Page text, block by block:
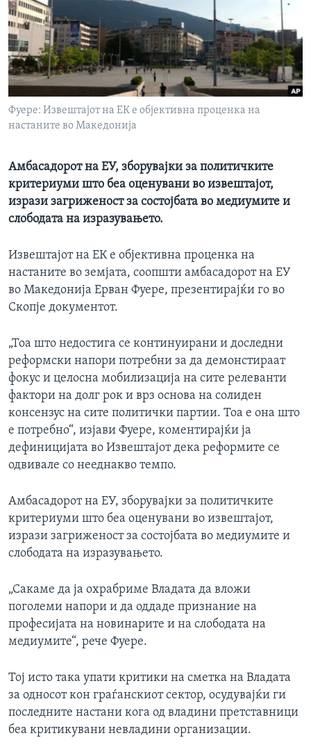
ИНТЕРВЈУА
Јазици
Фуере: Извештајот на ЕК е објективна проценка на
настаните во Македонија
Амбасадорот на ЕУ, зборувајки за политичките
критериуми што беа оценувани во извештајот,
изрази загриженост за состојбата во медиумите и
слободата на изразувањето.
Извештајот на ЕК е објективна проценка на
настаните во земјата, соопшти амбасадорот на ЕУ
во Македонија Ерван Фуере, презентирајќи го во
Скопје документот.
„Тоа што недостига се континуирани и доследни
реформски напори потребни за да демонстираат
фокус и целосна мобилизација на сите релеванти
фактори на долг рок и врз основа на солиден
консензус на сите политички партии. Тоа е она што
е потребно“, изјави Фуере, коментирајќи ја
дефиницијата во Извештајот дека реформите се
одвивале со нееднакво темпо.
Амбасадорот на ЕУ, зборувајки за политичките
критериуми што беа оценувани во извештајот,
изрази загриженост за состојбата во медиумите и
слободата на изразувањето.
„Сакаме да ја охрабриме Владата да вложи
поголеми напори и да оддаде признание на
професијата на новинарите и на слободата на
медиумите“, рече Фуере.
Тој исто така упати критики на сметка на Владата
за односот кон граѓанскиот сектор, осудувајќи ги
последните настани кога од владини претставници
беа критикувани невладини организации.